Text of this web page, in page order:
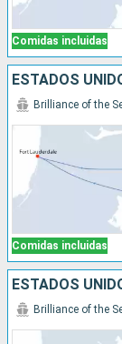
Comidas incluidas
ESTADOS
Comidas incluidas
Brilliance of the
ESTADOS
Brilliance of the